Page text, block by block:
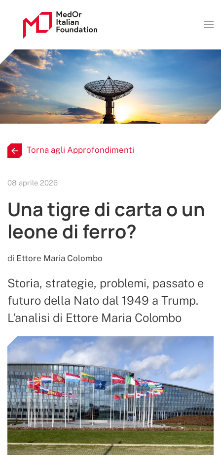
Torna agli Approfondimenti
08 aprile 2026
Una tigre di carta o un
leone di ferro?
di Ettore Maria Colombo
Storia, strategie, problemi, passato e
futuro della Nato dal 1949 a Trump.
L’analisi di Ettore Maria Colombo